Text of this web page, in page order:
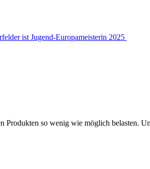
ist Jugend-Europameisterin 2025
Produkten so wenig wie möglich belasten.